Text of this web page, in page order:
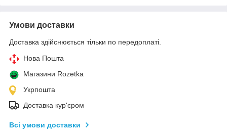
Умови доставки
Доставка здійснюється тільки по передоплаті.
Нова Пошта
Магазини Rozetka
Укрпошта
Доставка кур'єром
Всі умови доставки